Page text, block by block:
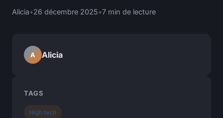
Alicia•26 décembre 2025•7 min de lecture
A Alicia
TAGS
High tech